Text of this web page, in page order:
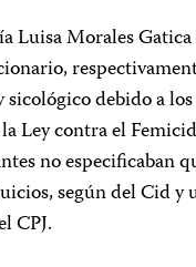
Luisa Morales
debido a
Ley contra el
no especificaban
según del Cid
CPJ.